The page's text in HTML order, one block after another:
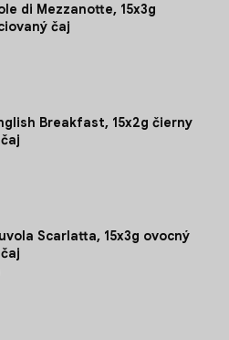
di Mezzanotte, 15x3g
čaj
Breakfast, 15x2g čierny
Scarlatta, 15x3g ovocný